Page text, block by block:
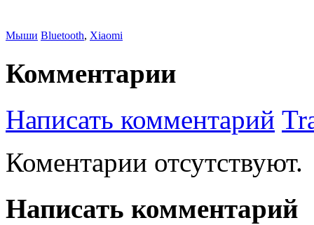
Мыши Bluetooth, Xiaomi
Комментарии
Написать комментарий
Коментарии отсутствуют.
Написать комментарий